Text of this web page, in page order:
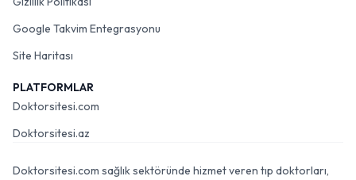
Google Takvim Entegrasyonu
Site Haritası
PLATFORMLAR
Doktorsitesi.com
Doktorsitesi.az
Doktorsitesi.com sağlık sektöründe hizmet veren tıp doktorları,